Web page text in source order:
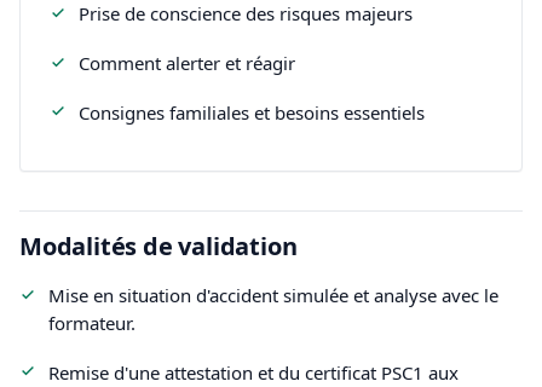
Prise de conscience des risques majeurs
Comment alerter et réagir
Consignes familiales et besoins essentiels
Modalités de validation
Mise en situation d'accident simulée et analyse avec le
formateur.
Remise d'une attestation et du certificat PSC1 aux